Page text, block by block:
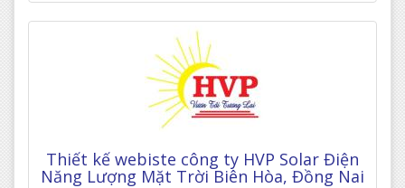
Thiết kế webiste công ty HVP Solar Điện
Năng Lượng Mặt Trời Biên Hòa, Đồng Nai